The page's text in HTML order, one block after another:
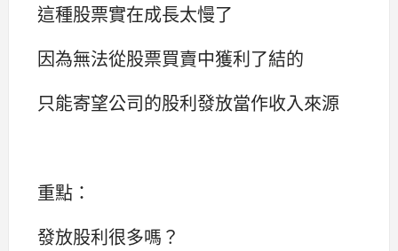
這種股票實在成長太慢了
因為無法從股票買賣中獲利了結的
只能寄望公司的股利發放當作收入來源
重點：
發放股利很多嗎？